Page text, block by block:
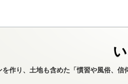
を作り、土地も含めた「慣習や風